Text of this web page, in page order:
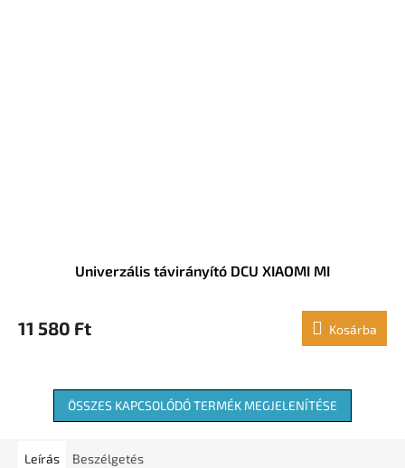
Univerzális távirányító DCU XIAOMI MI
11 580 Ft Kosárba
ÖSSZES KAPCSOLÓDÓ TERMÉK MEGJELENÍTÉSE
Leírás Beszélgetés